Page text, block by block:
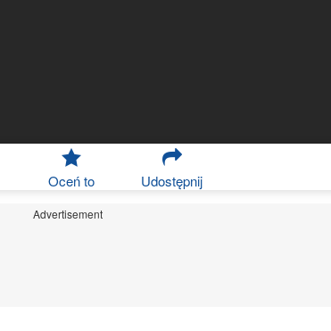
Oceń to Udostępnij
Advertisement